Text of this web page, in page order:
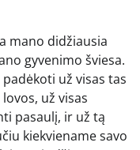
mano didžiausia
gyvenimo šviesa.
už visas tas
už visas
pasaulį, ir už tą
kiekviename savo